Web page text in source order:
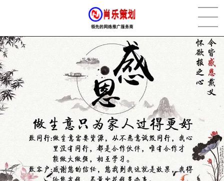
[2022-05-29] 实体门店如何做网络推广吸引客户，实体店网络营销技巧... 更多 >